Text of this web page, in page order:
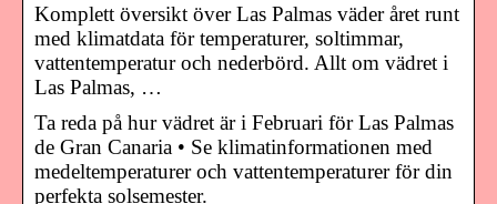
Komplett översikt över Las Palmas väder året runt
med klimatdata för temperaturer, soltimmar,
vattentemperatur och nederbörd. Allt om vädret i
Las Palmas, …
Ta reda på hur vädret är i Februari för Las Palmas
de Gran Canaria • Se klimatinformationen med
medeltemperaturer och vattentemperaturer för din
perfekta solsemester.